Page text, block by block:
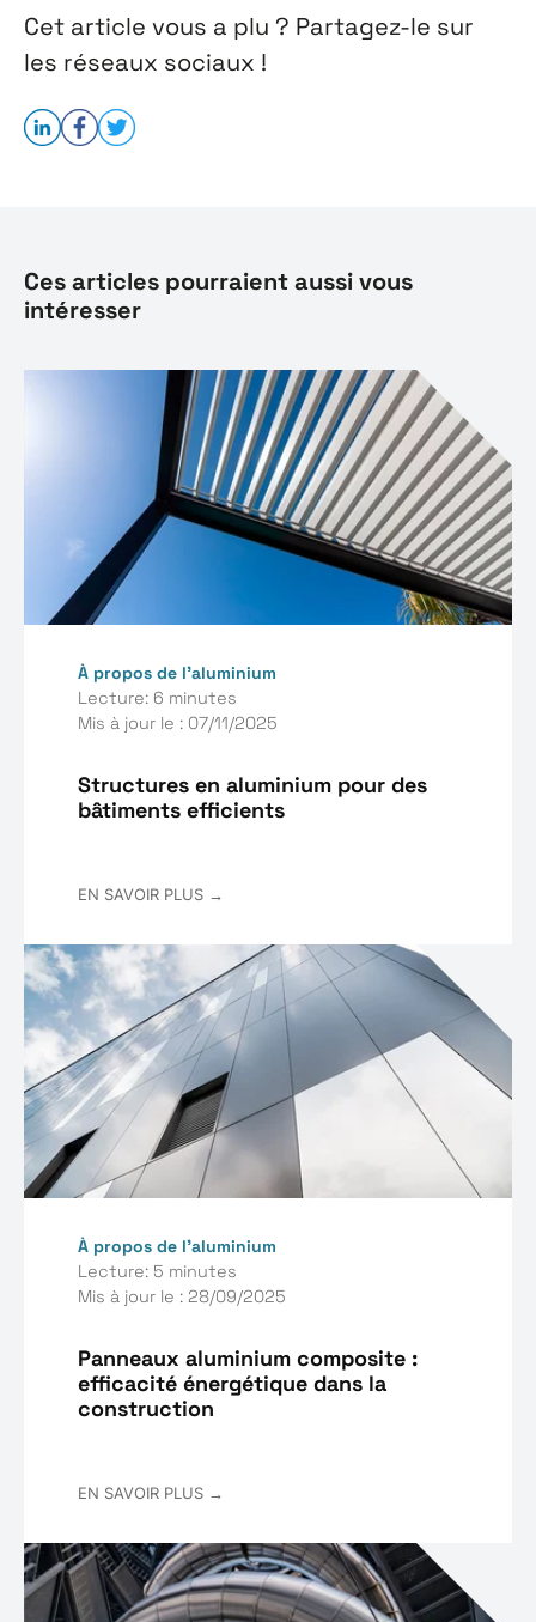
Cet article vous a plu ? Partagez-le sur
les réseaux sociaux !
Ces articles pourraient aussi vous
intéresser
À propos de l’aluminium
Lecture: 6 minutes
Mis à jour le : 07/11/2025
Structures en aluminium pour des
bâtiments efficients
EN SAVOIR PLUS →
À propos de l’aluminium
Lecture: 5 minutes
Mis à jour le : 28/09/2025
Panneaux aluminium composite :
efficacité énergétique dans la
construction
EN SAVOIR PLUS →